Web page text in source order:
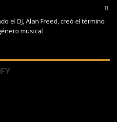
el DJ, Alan Freed, creó el término
musical